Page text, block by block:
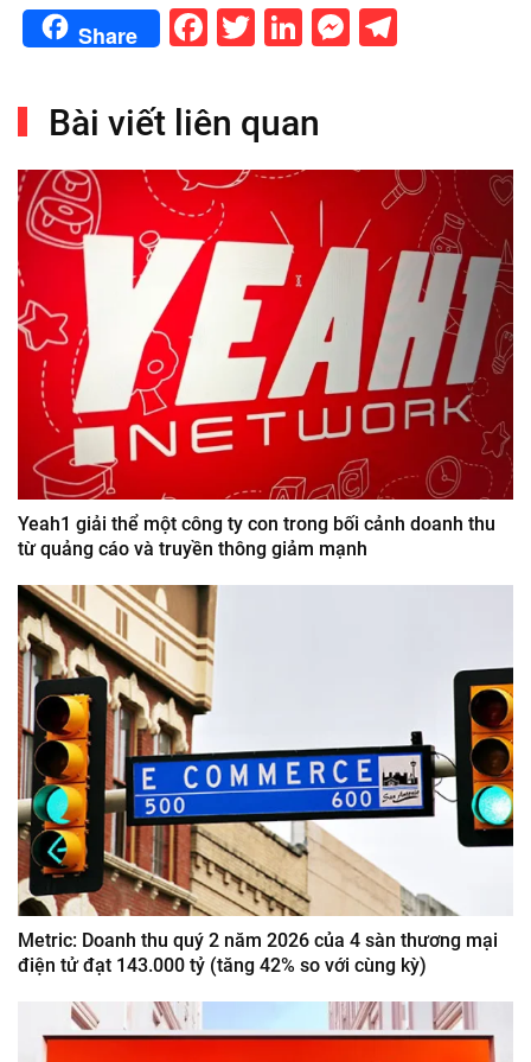
Share Facebook
Twitter
LinkedIn
Bài viết liên quan
Yeah1 giải thể một công ty con trong bối cảnh doanh thu
từ quảng cáo và truyền thông giảm mạnh
Metric: Doanh thu quý 2 năm 2026 của 4 sàn thương mại
điện tử đạt 143.000 tỷ (tăng 42% so với cùng kỳ)